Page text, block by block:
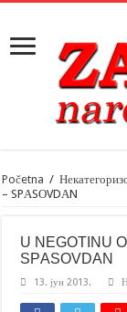
Početna /
– SPАSОVDАN
U NEGOTINU
SPАSОVDАN
13. јун 2013.